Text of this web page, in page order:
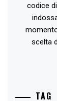
codice
scelta
TAG